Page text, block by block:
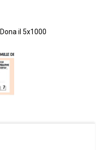
Dona il 5x1000